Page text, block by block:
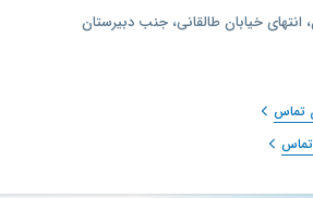
خیابان طالقانی، جنب دبیرستان
تماس
تماس